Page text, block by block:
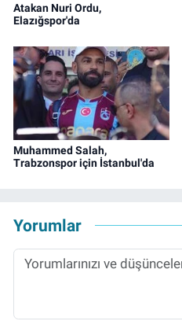
Atakan Nuri Ordu,
Elazığspor'da
Muhammed Salah,
Trabzonspor için İstanbul'da
Yorumlar